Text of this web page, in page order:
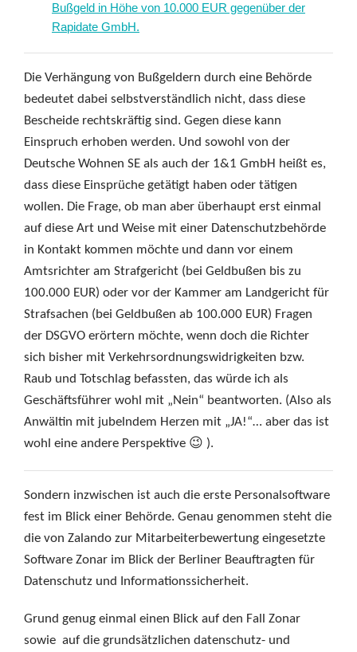
Bußgeld in Höhe von 10.000 EUR gegenüber der
Rapidate GmbH.
Die Verhängung von Bußgeldern durch eine Behörde
bedeutet dabei selbstverständlich nicht, dass diese
Bescheide rechtskräftig sind. Gegen diese kann
Einspruch erhoben werden. Und sowohl von der
Deutsche Wohnen SE als auch der 1&1 GmbH heißt es,
dass diese Einsprüche getätigt haben oder tätigen
wollen. Die Frage, ob man aber überhaupt erst einmal
auf diese Art und Weise mit einer Datenschutzbehörde
in Kontakt kommen möchte und dann vor einem
Amtsrichter am Strafgericht (bei Geldbußen bis zu
100.000 EUR) oder vor der Kammer am Landgericht für
Strafsachen (bei Geldbußen ab 100.000 EUR) Fragen
der DSGVO erörtern möchte, wenn doch die Richter
sich bisher mit Verkehrsordnungswidrigkeiten bzw.
Raub und Totschlag befassten, das würde ich als
Geschäftsführer wohl mit „Nein“ beantworten. (Also als
Anwältin mit jubelndem Herzen mit „JA!“… aber das ist
wohl eine andere Perspektive 😉 ).
Sondern inzwischen ist auch die erste Personalsoftware
fest im Blick einer Behörde. Genau genommen steht die
die von Zalando zur Mitarbeiterbewertung eingesetzte
Software Zonar im Blick der Berliner Beauftragten für
Datenschutz und Informationssicherheit.
Grund genug einmal einen Blick auf den Fall Zonar
sowie auf die grundsätzlichen datenschutz- und